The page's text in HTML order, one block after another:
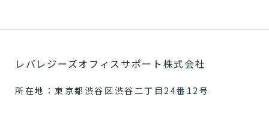
レバレジーズオフィスサポート株式会社
所在地：東京都渋谷区渋谷二丁目24番12号